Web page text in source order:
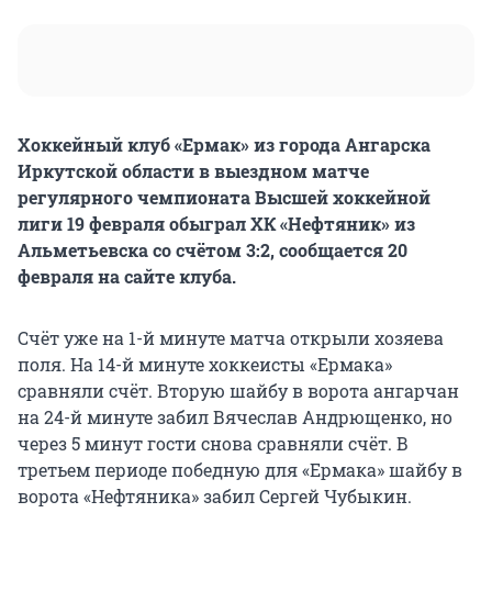
Хоккейный клуб «Ермак» из города Ангарска
Иркутской области в выездном матче
регулярного чемпионата Высшей хоккейной
лиги 19 февраля обыграл ХК «Нефтяник» из
Альметьевска со счётом 3:2, сообщается 20
февраля на сайте клуба.
Счёт уже на 1-й минуте матча открыли хозяева
поля. На 14-й минуте хоккеисты «Ермака»
сравняли счёт. Вторую шайбу в ворота ангарчан
на 24-й минуте забил Вячеслав Андрющенко, но
через 5 минут гости снова сравняли счёт. В
третьем периоде победную для «Ермака» шайбу в
ворота «Нефтяника» забил Сергей Чубыкин.